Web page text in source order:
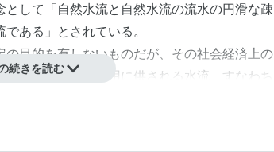
して「自然水流と自然水流の流水の円滑な疎
ある」とされている。
目的を有しないものだが、その社会経済上の
広く一般公共の用に供される水流、すなわち
続きを読む